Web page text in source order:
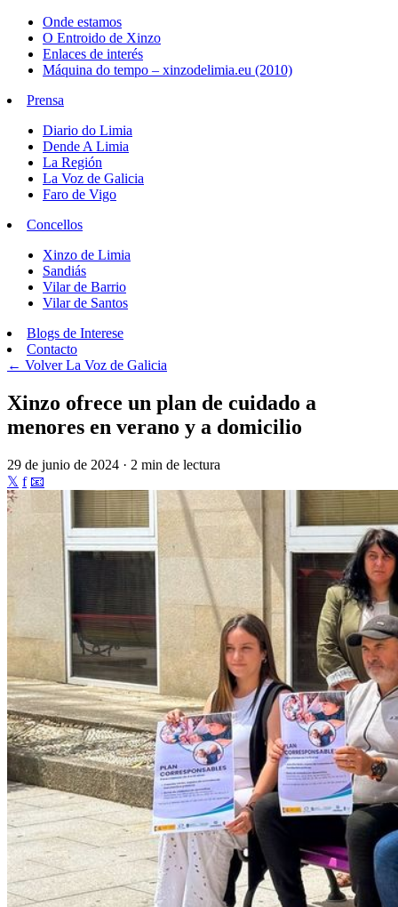
Onde estamos
O Entroido de Xinzo
Enlaces de interés
Máquina do tempo – xinzodelimia.eu (2010)
Prensa
Diario do Limia
Dende A Limia
La Región
La Voz de Galicia
Faro de Vigo
Concellos
Xinzo de Limia
Sandiás
Vilar de Barrio
Vilar de Santos
Blogs de Interese
Contacto
← VolverLa Voz de Galicia
Xinzo ofrece un plan de cuidado a
menores en verano y a domicilio
29 de junio de 2024 · 2 min de lectura
𝕏 f 📧